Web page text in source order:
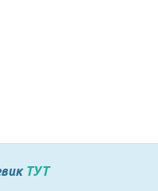
ТУТ